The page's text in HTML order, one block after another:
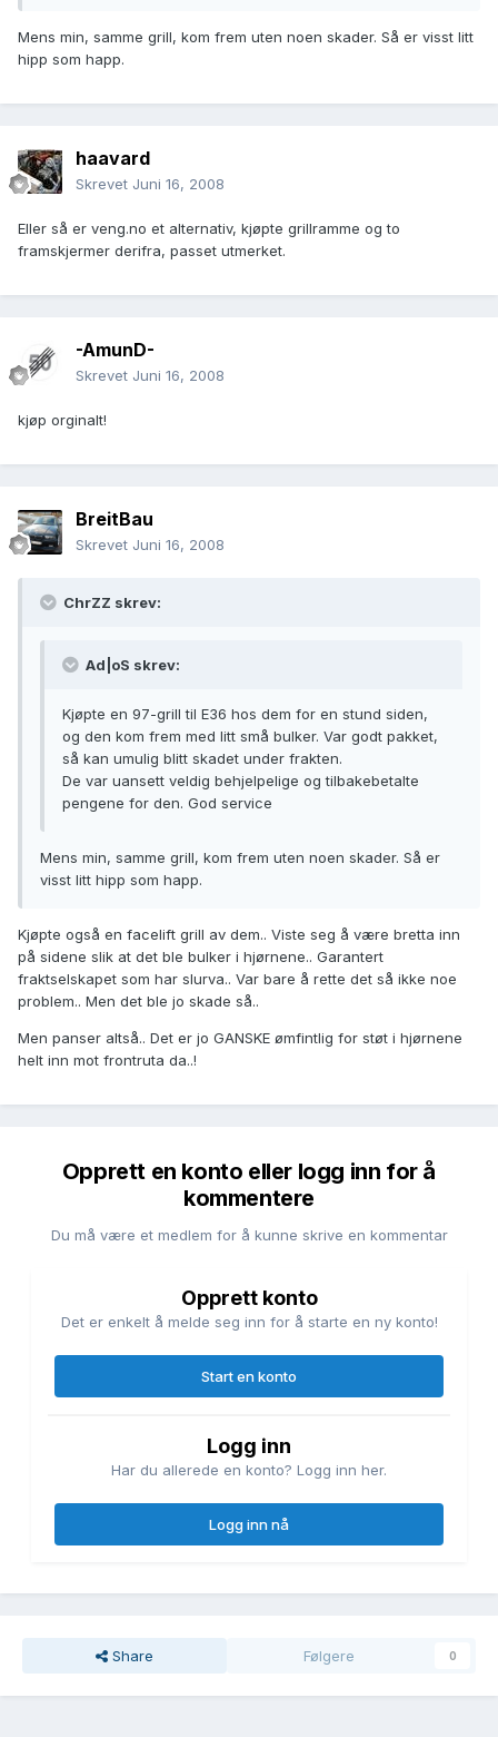
Mens min, samme grill, kom frem uten noen skader. Så er visst litt
hipp som happ.
haavard
Skrevet Juni 16, 2008
Eller så er veng.no et alternativ, kjøpte grillramme og to
framskjermer derifra, passet utmerket.
-AmunD-
Skrevet Juni 16, 2008
kjøp orginalt!
BreitBau
Skrevet Juni 16, 2008
ChrZZ skrev:
Ad|oS skrev:
Kjøpte en 97-grill til E36 hos dem for en stund siden,
og den kom frem med litt små bulker. Var godt pakket,
så kan umulig blitt skadet under frakten.
De var uansett veldig behjelpelige og tilbakebetalte
pengene for den. God service
Mens min, samme grill, kom frem uten noen skader. Så er
visst litt hipp som happ.
Kjøpte også en facelift grill av dem.. Viste seg å være bretta inn
på sidene slik at det ble bulker i hjørnene.. Garantert
fraktselskapet som har slurva.. Var bare å rette det så ikke noe
problem.. Men det ble jo skade så..
Men panser altså.. Det er jo GANSKE ømfintlig for støt i hjørnene
helt inn mot frontruta da..!
Opprett en konto eller logg inn for å
kommentere
Du må være et medlem for å kunne skrive en kommentar
Opprett konto
Det er enkelt å melde seg inn for å starte en ny konto!
Start en konto
Logg inn
Har du allerede en konto? Logg inn her.
Logg inn nå
Share Følgere 0